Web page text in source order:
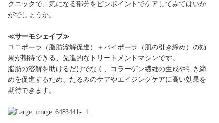
クニックで、気になる部分をピンポイントでケアしてみてはいか
がでしょうか。
≪サーモシェイプ≫
ユニポーラ（脂肪溶解促進）＋バイポーラ（肌の引き締め）の効
果が期待できる、先進的なトリートメントマシンです。
脂肪の溶解を助けるだけでなく、コラーゲン繊維の生成や引き締
めを促進するため、たるみのケアやエイジングケアに高い効果を
期待できます。